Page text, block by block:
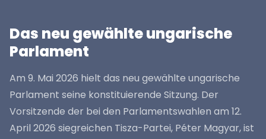
Das neu gewählte ungarische
Parlament
Am 9. Mai 2026 hielt das neu gewählte ungarische
Parlament seine konstituierende Sitzung. Der
Vorsitzende der bei den Parlamentswahlen am 12.
April 2026 siegreichen Tisza-Partei, Péter Magyar, ist